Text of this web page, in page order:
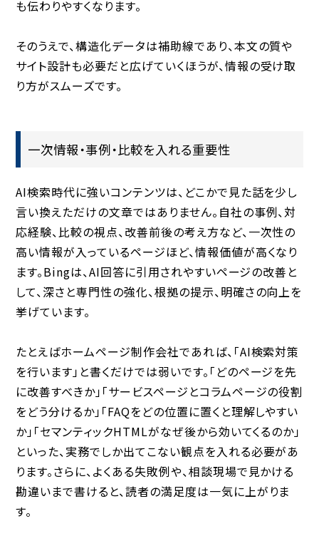
も伝わりやすくなります。
そのうえで、構造化データは補助線であり、本文の質や
サイト設計も必要だと広げていくほうが、情報の受け取
り方がスムーズです。
一次情報・事例・比較を入れる重要性
AI検索時代に強いコンテンツは、どこかで見た話を少し
言い換えただけの文章ではありません。自社の事例、対
応経験、比較の視点、改善前後の考え方など、一次性の
高い情報が入っているページほど、情報価値が高くなり
ます。Bingは、AI回答に引用されやすいページの改善と
して、深さと専門性の強化、根拠の提示、明確さの向上を
挙げています。
たとえばホームページ制作会社であれば、「AI検索対策
を行います」と書くだけでは弱いです。「どのページを先
に改善すべきか」「サービスページとコラムページの役割
をどう分けるか」「FAQをどの位置に置くと理解しやすい
か」「セマンティックHTMLがなぜ後から効いてくるのか」
といった、実務でしか出てこない観点を入れる必要があ
ります。さらに、よくある失敗例や、相談現場で見かける
勘違いまで書けると、読者の満足度は一気に上がりま
す。